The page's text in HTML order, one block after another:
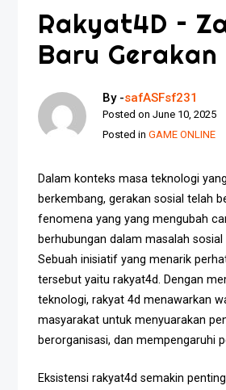
Rakyat4D –
Baru
By -safASFsf231
Posted onJune 10, 2025
Posted inGAME ONLINE
Dalam konteks masa teknologi
berkembang, gerakan sosial telah
fenomena yang yang mengubah
berhubungan dalam masalah
Sebuah inisiatif yang menarik
tersebut yaitu rakyat4d. Dengan
teknologi, rakyat 4d menawarkan
masyarakat untuk menyuarakan
berorganisasi, dan mempengaruhi
Eksistensi rakyat4d semakin